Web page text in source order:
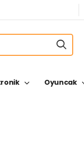
Oyuncak